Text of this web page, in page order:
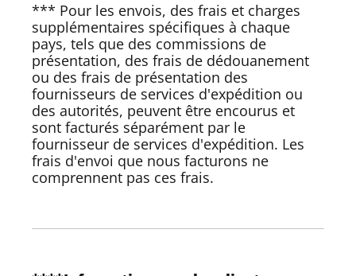
*** Pour les envois, des frais et charges
supplémentaires spécifiques à chaque
pays, tels que des commissions de
présentation, des frais de dédouanement
ou des frais de présentation des
fournisseurs de services d'expédition ou
des autorités, peuvent être encourus et
sont facturés séparément par le
fournisseur de services d'expédition. Les
frais d'envoi que nous facturons ne
comprennent pas ces frais.